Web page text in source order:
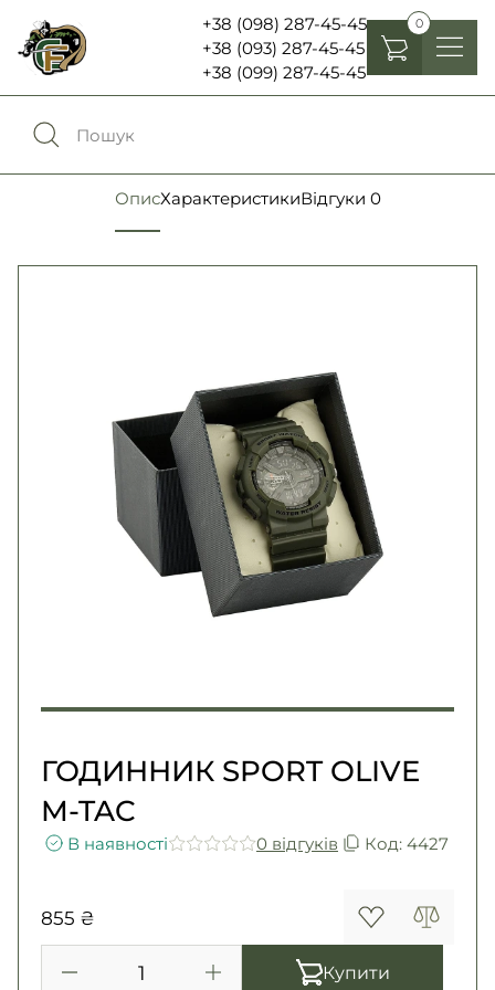
+38 (098) 287-45-45
+38 (093) 287-45-45
+38 (099) 287-45-45
0
Порівняння0
Обране0
RU UA
Каталог
Повернення та обмін
Ножі та мультитули
Шеврони, патчі та нашивки
Погони
Фурнітура
Second Hand NATO
ОписХарактеристикиВідгуки 0
ГОДИННИК SPORT OLIVE
M-TAC
В наявності 0 вiдгукiв Код: 4427
855 ₴
Купити